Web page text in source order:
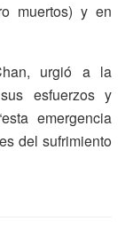
muertos) y en
urgió a la
esfuerzos y
emergencia
del sufrimiento